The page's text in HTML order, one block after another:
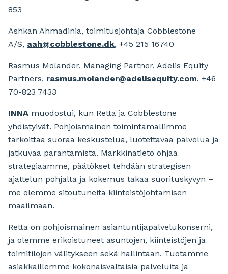
853
Ashkan Ahmadinia, toimitusjohtaja Cobblestone
A/S, aah@cobblestone.dk, +45 215 16740
Rasmus Molander, Managing Partner, Adelis Equity
Partners, rasmus.molander@adelisequity.com, +46
70-823 7433
INNA muodostui, kun Retta ja Cobblestone
yhdistyivät. Pohjoismainen toimintamallimme
tarkoittaa suoraa keskustelua, luotettavaa palvelua ja
jatkuvaa parantamista. Markkinatieto ohjaa
strategiaamme, päätökset tehdään strategisen
ajattelun pohjalta ja kokemus takaa suorituskyvyn –
me olemme sitoutuneita kiinteistöjohtamisen
maailmaan.
Retta on pohjoismainen asiantuntijapalvelukonserni,
ja olemme erikoistuneet asuntojen, kiinteistöjen ja
toimitilojen välitykseen sekä hallintaan. Tuotamme
asiakkaillemme kokonaisvaltaisia palveluita ja